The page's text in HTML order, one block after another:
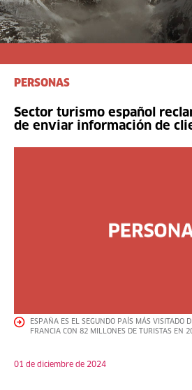
PERSONAS
Sector turismo español
de enviar información de
ESPAÑA ES EL SEGUNDO PAÍS MÁS VISITADO
FRANCIA CON 82 MILLONES DE TURISTAS EN
01 de diciembre de 2024